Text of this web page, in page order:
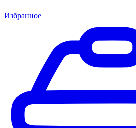
Избранное